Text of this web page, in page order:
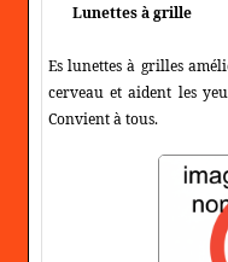
Lunettes à grille
Es lunettes à grilles
cerveau et aident les
Convient à tous.